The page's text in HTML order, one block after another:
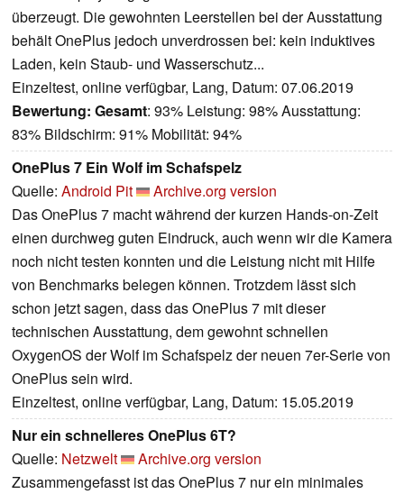
überzeugt. Die gewohnten Leerstellen bei der Ausstattung
behält OnePlus jedoch unverdrossen bei: kein induktives
Laden, kein Staub- und Wasserschutz...
Einzeltest, online verfügbar, Lang, Datum: 07.06.2019
Bewertung: Gesamt: 93% Leistung: 98% Ausstattung:
83% Bildschirm: 91% Mobilität: 94%
OnePlus 7 Ein Wolf im Schafspelz
Quelle: Android Pit
Archive.org version
Das OnePlus 7 macht während der kurzen Hands-on-Zeit
einen durchweg guten Eindruck, auch wenn wir die Kamera
noch nicht testen konnten und die Leistung nicht mit Hilfe
von Benchmarks belegen können. Trotzdem lässt sich
schon jetzt sagen, dass das OnePlus 7 mit dieser
technischen Ausstattung, dem gewohnt schnellen
OxygenOS der Wolf im Schafspelz der neuen 7er-Serie von
OnePlus sein wird.
Einzeltest, online verfügbar, Lang, Datum: 15.05.2019
Nur ein schnelleres OnePlus 6T?
Quelle: Netzwelt
Archive.org version
Zusammengefasst ist das OnePlus 7 nur ein minimales